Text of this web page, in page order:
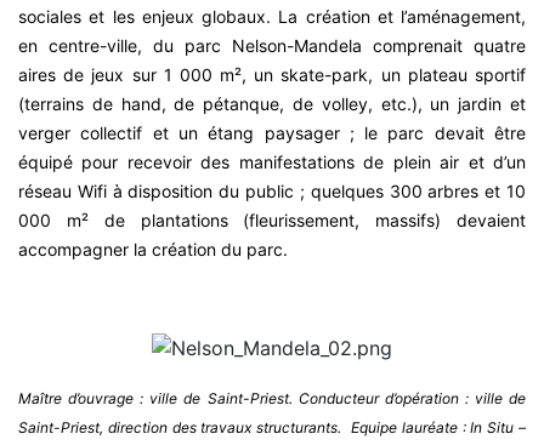
sociales et les enjeux globaux. La création et l’aménagement,
en centre-ville, du parc Nelson-Mandela comprenait quatre
aires de jeux sur 1 000 m², un skate-park, un plateau sportif
(terrains de hand, de pétanque, de volley, etc.), un jardin et
verger collectif et un étang paysager ; le parc devait être
équipé pour recevoir des manifestations de plein air et d’un
réseau Wifi à disposition du public ; quelques 300 arbres et 10
000 m² de plantations (fleurissement, massifs) devaient
accompagner la création du parc.
Maître d’ouvrage : ville de Saint-Priest. Conducteur d’opération : ville de
Saint-Priest, direction des travaux structurants. Equipe lauréate : In Situ –